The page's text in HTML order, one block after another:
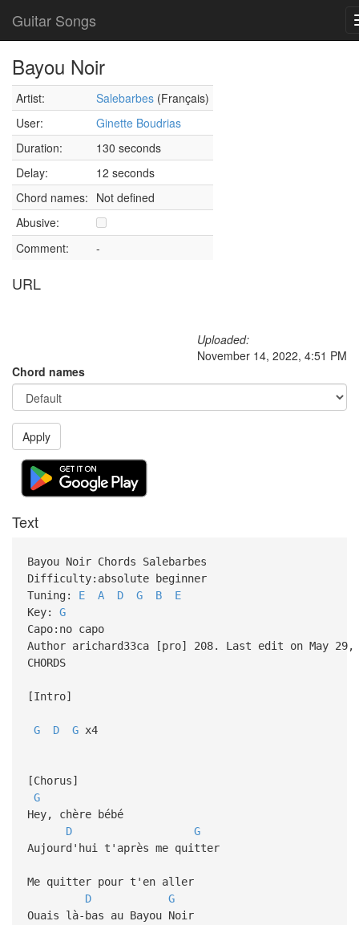
Guitar Songs
Bayou Noir
Artist: Salebarbes (Français)
User:
Ginette Boudrias
Duration:
130 seconds
Delay:
12 seconds
Chord names: Not defined
Abusive:
Comment:
-
URL
Uploaded:
November 14, 2022, 4:51 PM
Chord names
Apply
Text
Bayou Noir Chords Salebarbes
Difficulty:absolute beginner
Tuning: E A D G B
E
Key: G
Capo:no capo
Author arichard33ca [pro] 208. Last edit on May 29,
CHORDS
[Intro]
G D Gx4
[Chorus]
G
Hey, chère bébé
D
G
Aujourd'hui t'après me quitter
Me quitter pour t'en aller
D
G
Ouais là-bas au Bayou Noir